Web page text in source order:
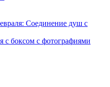
боксом с фотографиями